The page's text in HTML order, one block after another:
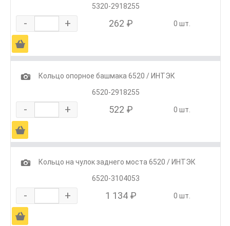
5320-2918255
- + 262 ₽ 0 шт.
Ä
1
Кольцо опорное башмака 6520 / ИНТЭК
6520-2918255
- + 522 ₽ 0 шт.
Ä
1
Кольцо на чулок заднего моста 6520 / ИНТЭК
6520-3104053
- + 1 134 ₽ 0 шт.
Ä